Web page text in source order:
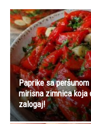
Paprike sa
mirisna zimnica koja
zalogaj!